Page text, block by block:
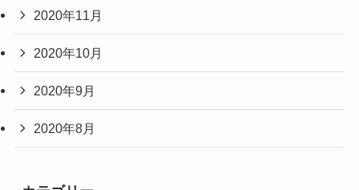
2020年11月
2020年10月
2020年9月
2020年8月